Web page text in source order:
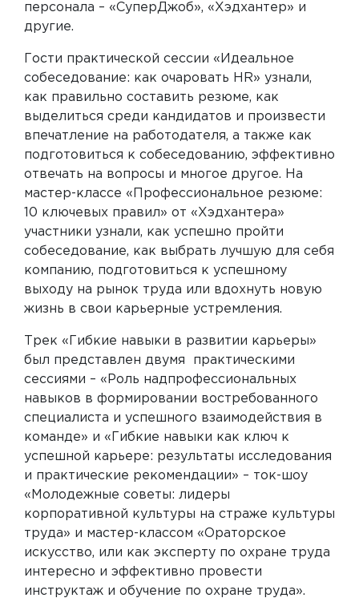
персонала – «СуперДжоб», «Хэдхантер» и
другие.
Гости практической сессии «Идеальное
собеседование: как очаровать HR» узнали,
как правильно составить резюме, как
выделиться среди кандидатов и произвести
впечатление на работодателя, а также как
подготовиться к собеседованию, эффективно
отвечать на вопросы и многое другое. На
мастер-классе «Профессиональное резюме:
10 ключевых правил» от «Хэдхантера»
участники узнали, как успешно пройти
собеседование, как выбрать лучшую для себя
компанию, подготовиться к успешному
выходу на рынок труда или вдохнуть новую
жизнь в свои карьерные устремления.
Трек «Гибкие навыки в развитии карьеры»
был представлен двумя практическими
сессиями – «Роль надпрофессиональных
навыков в формировании востребованного
специалиста и успешного взаимодействия в
команде» и «Гибкие навыки как ключ к
успешной карьере: результаты исследования
и практические рекомендации» – ток-шоу
«Молодежные советы: лидеры
корпоративной культуры на страже культуры
труда» и мастер-классом «Ораторское
искусство, или как эксперту по охране труда
интересно и эффективно провести
инструктаж и обучение по охране труда».